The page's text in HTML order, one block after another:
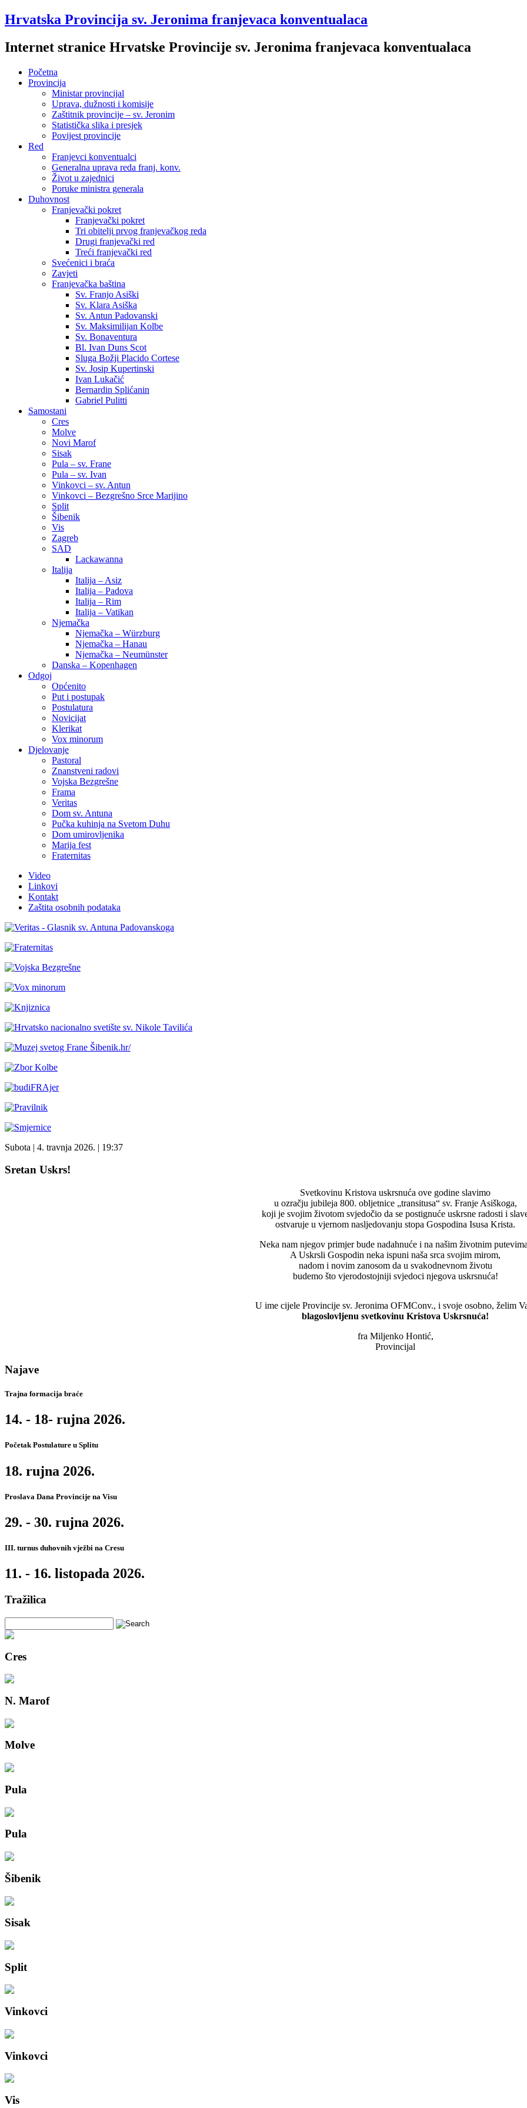
Hrvatska Provincija sv. Jeronima franjevaca konventualaca
Internet stranice Hrvatske Provincije sv. Jeronima franjevaca konventualaca
Početna
Provincija
Ministar provincijal
Uprava, dužnosti i komisije
Zaštitnik provincije – sv. Jeronim
Statistička slika i presjek
Povijest provincije
Red
Franjevci konventualci
Generalna uprava reda franj. konv.
Život u zajednici
Poruke ministra generala
Duhovnost
Franjevački pokret
Franjevački pokret
Tri obitelji prvog franjevačkog reda
Drugi franjevački red
Treći franjevački red
Svećenici i braća
Zavjeti
Franjevačka baština
Sv. Franjo Asiški
Sv. Klara Asiška
Sv. Antun Padovanski
Sv. Maksimilijan Kolbe
Sv. Bonaventura
Bl. Ivan Duns Scot
Sluga Božji Placido Cortese
Sv. Josip Kupertinski
Ivan Lukačić
Bernardin Splićanin
Gabriel Pulitti
Samostani
Cres
Molve
Novi Marof
Sisak
Pula – sv. Frane
Pula – sv. Ivan
Vinkovci – sv. Antun
Vinkovci – Bezgrešno Srce Marijino
Split
Šibenik
Vis
Zagreb
SAD
Lackawanna
Italija
Italija – Asiz
Italija – Padova
Italija – Rim
Italija – Vatikan
Njemačka
Njemačka – Würzburg
Njemačka – Hanau
Njemačka – Neumünster
Danska – Kopenhagen
Odgoj
Općenito
Put i postupak
Postulatura
Novicijat
Klerikat
Vox minorum
Djelovanje
Pastoral
Znanstveni radovi
Vojska Bezgrešne
Frama
Veritas
Dom sv. Antuna
Pučka kuhinja na Svetom Duhu
Dom umirovljenika
Marija fest
Fraternitas
Video
Linkovi
Kontakt
Zaštita osobnih podataka
Subota | 4. travnja 2026. | 19:37
Sretan Uskrs!
Svetkovinu Kristova uskrsnuća ove godine slavimo
u ozračju jubileja 800. obljetnice „transitusa“ sv. Franje Asiškoga,
koji je svojim životom svjedočio da se postignuće uskrsne radosti i
ostvaruje u vjernom nasljedovanju stopa Gospodina Isusa Krista.
Neka nam njegov primjer bude nadahnuće i na našim životnim
A Uskrsli Gospodin neka ispuni naša srca svojim mirom,
nadom i novim zanosom da u svakodnevnom životu
budemo što vjerodostojniji svjedoci njegova uskrsnuća!
U ime cijele Provincije sv. Jeronima OFMConv., i svoje osobno, želim
blagoslovljenu svetkovinu Kristova Uskrsnuća!
fra Miljenko Hontić,
Provincijal
Najave
Trajna formacija braće
14. - 18- rujna 2026.
Početak Postulature u Splitu
18. rujna 2026.
Proslava Dana Provincije na Visu
29. - 30. rujna 2026.
III. turnus duhovnih vježbi na Cresu
11. - 16. listopada 2026.
Tražilica
Cres
N. Marof
Molve
Pula
Pula
Šibenik
Sisak
Split
Vinkovci
Vinkovci
Vis